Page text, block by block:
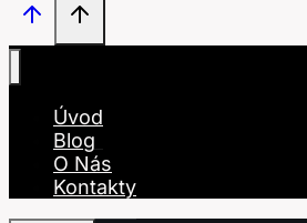
Úvod
Blog
O Nás
Kontakty